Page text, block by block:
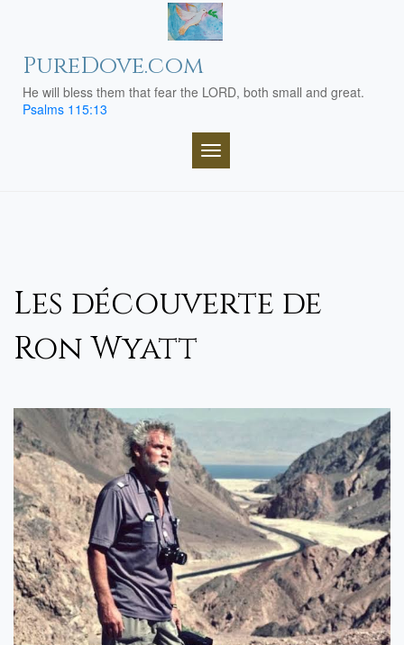
PureDove.com
He will bless them that fear the LORD, both small and great.
Psalms 115:13
TOGGLE NAVIGATION
Les découverte de
Ron Wyatt